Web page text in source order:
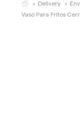
Delivery
Vaso Para Fritos